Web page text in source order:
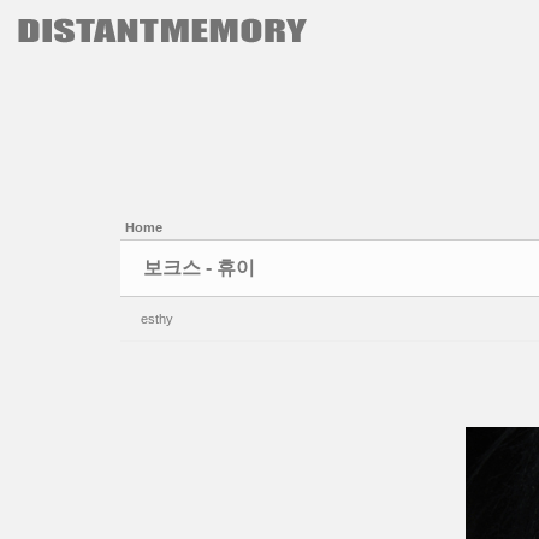
본문으로 바로가기
Home
보크스 - 휴이
esthy
Sketchbook5, 스케치북5